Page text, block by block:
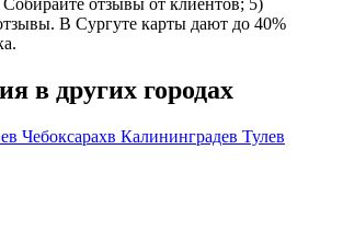
отзывы от клиентов; 5)
В Сургуте карты дают до 40%
в других городах
в Чебоксарахв Калининградев Тулев